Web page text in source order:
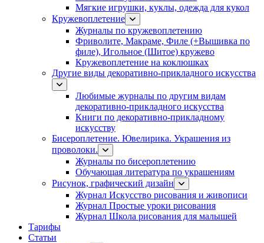
Мягкие игрушки, куклы, одежда для кукол
Кружевоплетение
Журналы по кружевоплетению
Фриволите, Макраме, Филе (+Вышивка по
филе), Игольное (Шитое) кружево
Кружевоплетение на коклюшках
Другие виды декоративно-прикладного искусства
Любимые журналы по другим видам
декоративно-прикладного искусства
Книги по декоративно-прикладному
искусству
Бисероплетение. Ювелирика. Украшения из
проволоки.
Журналы по бисероплетению
Обучающая литература по украшениям
Рисунок, графический дизайн
Журнал Искусство рисования и живописи
Журнал Простые уроки рисования
Журнал Школа рисования для малышей
Тарифы
Статьи